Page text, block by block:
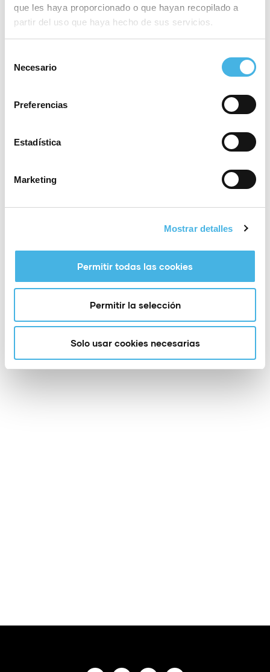
que les haya proporcionado o que hayan recopilado a
partir del uso que haya hecho de sus servicios.
Necesario
Preferencias
Estadística
Marketing
Mostrar detalles
Permitir todas las cookies
Permitir la selección
Solo usar cookies necesarias